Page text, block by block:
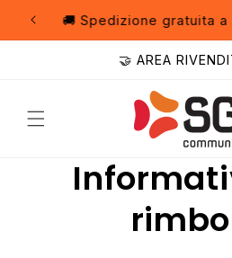
direttamente🚚 Spedizione gratuita
🤝 AREA